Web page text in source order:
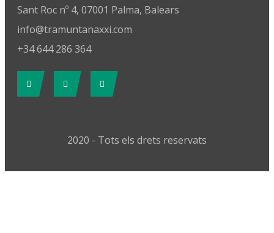
Sant Roc nº 4, 07001 Palma, Balears
info@tramuntanaxxi.com
+34 644 286 364
2020 - Tots els drets reservats